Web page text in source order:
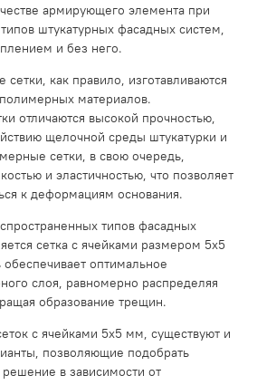
армирующего элемента при
штукатурных фасадных систем,
и без него.
как правило, изготавливаются
материалов.
отличаются высокой прочностью,
щелочной среды штукатурки и
сетки, в свою очередь,
и эластичностью, что позволяет
к деформациям основания.
типов фасадных
сетка с ячейками размером 5х5
оптимальное
слоя, равномерно распределяя
образование трещин.
с ячейками 5х5 мм, существуют и
позволяющие подобрать
в зависимости от